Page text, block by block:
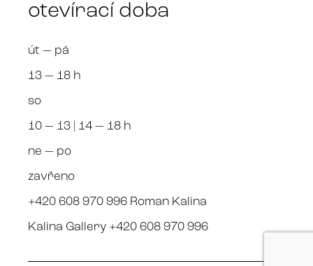
otevírací doba
út — pá
13 — 18 h
so
10 — 13 | 14 — 18 h
ne — po
zavřeno
+420 608 970 996 Roman Kalina
Kalina Gallery +420 608 970 996